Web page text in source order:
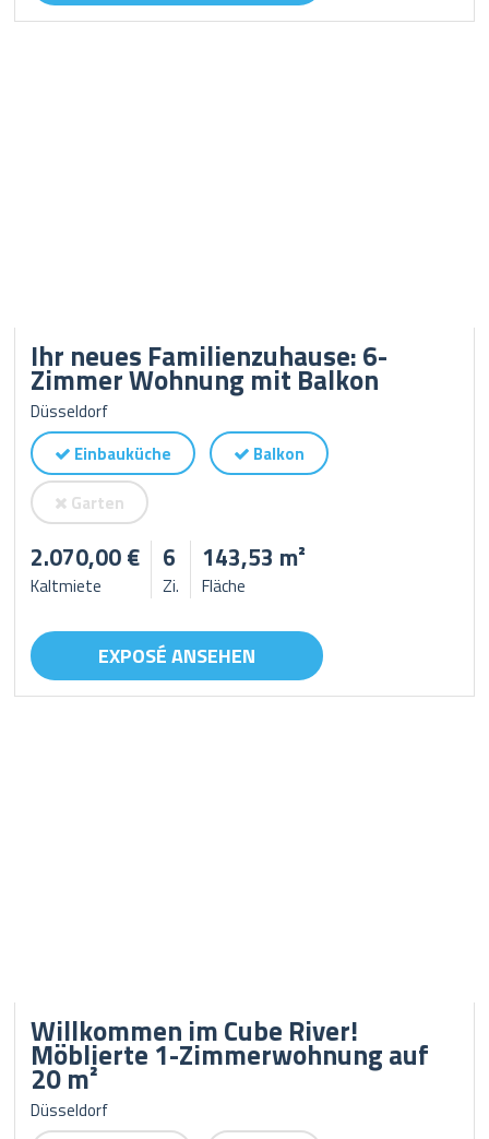
Ihr neues Familienzuhause: 6-
Zimmer Wohnung mit Balkon
Düsseldorf
Einbauküche
Balkon
Garten
2.070,00 €
Kaltmiete
6
Zi.
143,53 m²
Fläche
EXPOSÉ ANSEHEN
Willkommen im Cube River!
Möblierte 1-Zimmerwohnung auf
20 m²
Düsseldorf